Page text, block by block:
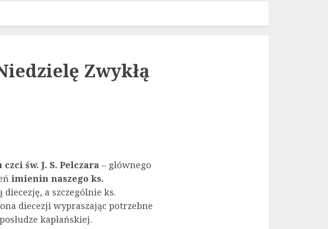
Zwykłą
św. J. S. Pelczara – głównego
imienin naszego ks.
diecezję, a szczególnie ks.
diecezji wypraszając potrzebne
kapłańskiej.